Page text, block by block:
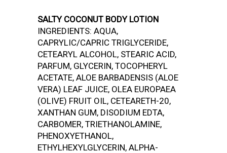
SALTY COCONUT BODY LOTION
INGREDIENTS: AQUA,
CAPRYLIC/CAPRIC TRIGLYCERIDE,
CETEARYL ALCOHOL, STEARIC ACID,
PARFUM, GLYCERIN, TOCOPHERYL
ACETATE, ALOE BARBADENSIS (ALOE
VERA) LEAF JUICE, OLEA EUROPAEA
(OLIVE) FRUIT OIL, CETEARETH-20,
XANTHAN GUM, DISODIUM EDTA,
CARBOMER, TRIETHANOLAMINE,
PHENOXYETHANOL,
ETHYLHEXYLGLYCERIN, ALPHA-